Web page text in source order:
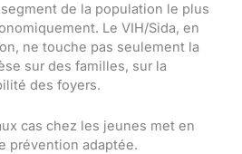
de la population le plus
Le VIH/Sida, en
ne touche pas seulement la
sur des familles, sur la
des foyers.
cas chez les jeunes met en
prévention adaptée.